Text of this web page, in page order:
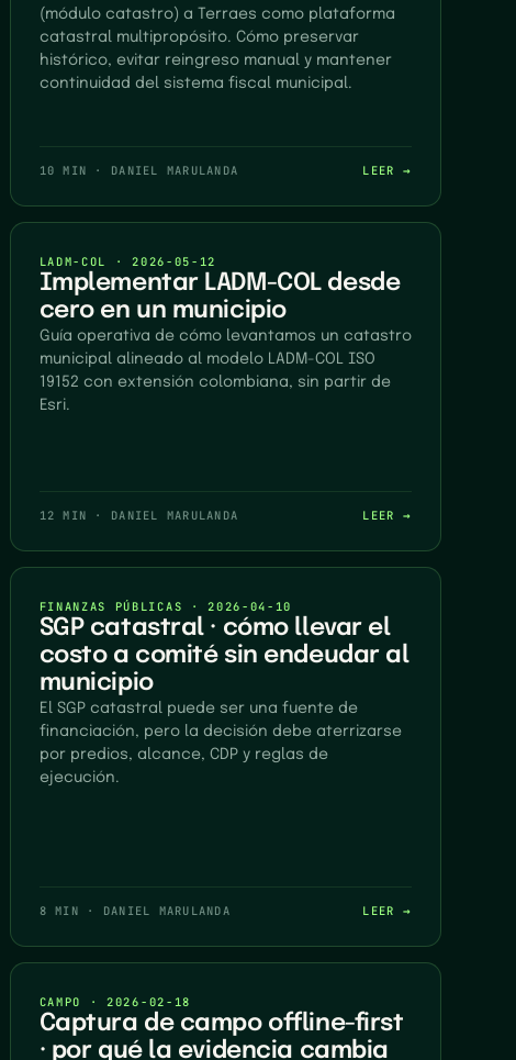
(módulo catastro) a Terraes como plataforma
catastral multipropósito. Cómo preservar
histórico, evitar reingreso manual y mantener
continuidad del sistema fiscal municipal.
10 MIN · DANIEL MARULANDA LEER →
LADM-COL ·2026-05-12
Implementar LADM-COL desde
cero en un municipio
Guía operativa de cómo levantamos un catastro
municipal alineado al modelo LADM-COL ISO
19152 con extensión colombiana, sin partir de
Esri.
12 MIN · DANIEL MARULANDA LEER →
FINANZAS PÚBLICAS ·2026-04-10
SGP catastral · cómo llevar el
costo a comité sin endeudar al
municipio
El SGP catastral puede ser una fuente de
financiación, pero la decisión debe aterrizarse
por predios, alcance, CDP y reglas de
ejecución.
8 MIN · DANIEL MARULANDA LEER →
CAMPO ·2026-02-18
Captura de campo offline-first
· por qué la evidencia cambia